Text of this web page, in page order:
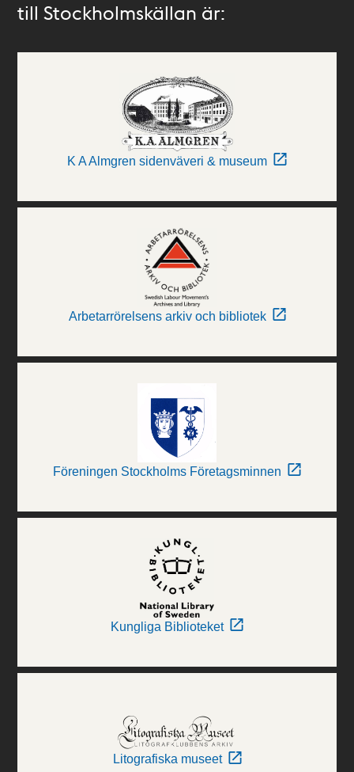
till Stockholmskällan är:
K A Almgren sidenväveri & museum
Arbetarrörelsens arkiv och bibliotek
Föreningen Stockholms Företagsminnen
Kungliga Biblioteket
Litografiska museet